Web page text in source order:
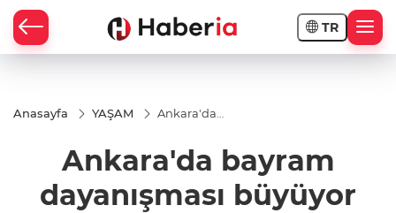
TR
Anasayfa YAŞAM
Ankara'da
büyüyor
Ankara'da bayram
dayanışması büyüyor